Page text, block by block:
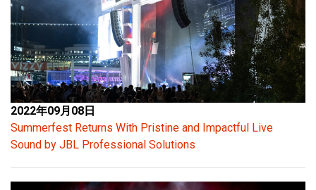
2022年09月08日
Summerfest Returns With Pristine and Impactful Live
Sound by JBL Professional Solutions